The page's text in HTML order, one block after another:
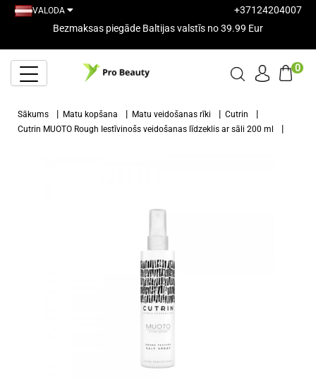
VALODA
+37124204007
Bezmaksas piegāde Baltijas valstīs no 39.99 Eur
0
Sākums Matu kopšana Matu veidošanas rīki
Cutrin
Cutrin MUOTO Rough Iestīvinošs veidošanas līdzeklis ar sāli 200 ml